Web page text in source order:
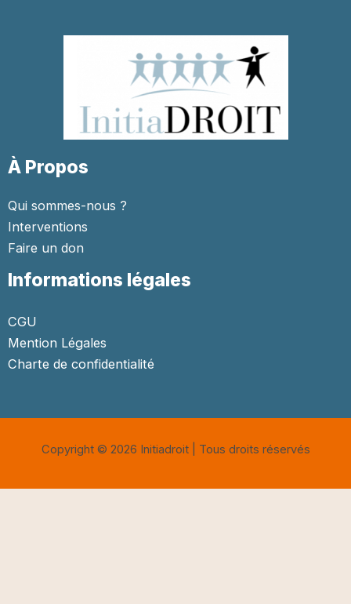
À Propos
Qui sommes-nous ?
Interventions
Faire un don
Informations légales
CGU
Mention Légales
Charte de confidentialité
Copyright © 2026 Initiadroit | Tous droits réservés